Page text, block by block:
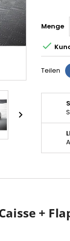

Menge

Teilen
+